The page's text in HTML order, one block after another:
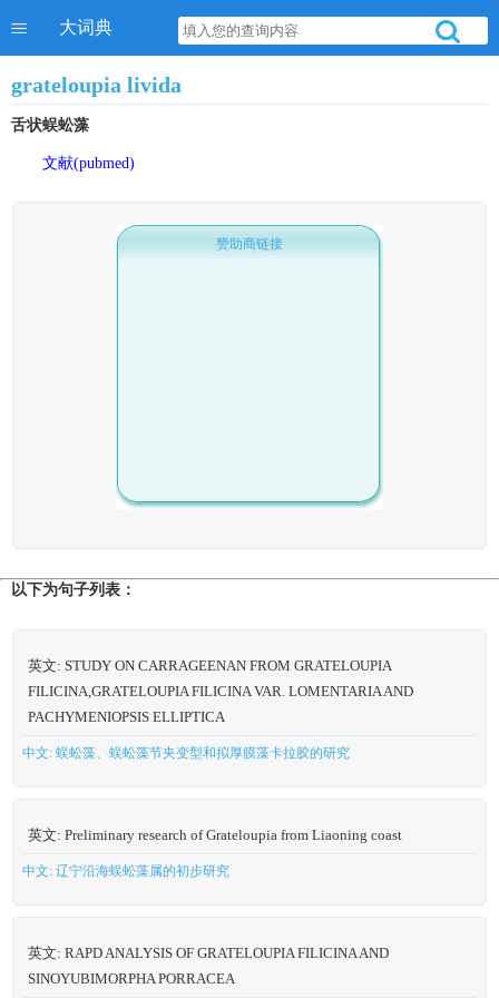
大词典
grateloupia livida
舌状蜈蚣藻
文献(pubmed)
赞助商链接
以下为句子列表：
英文: STUDY ON CARRAGEENAN FROM GRATELOUPIA
FILICINA,GRATELOUPIA FILICINA VAR. LOMENTARIA AND
PACHYMENIOPSIS ELLIPTICA
中文: 蜈蚣藻、蜈蚣藻节夹变型和拟厚膜藻卡拉胶的研究
英文: Preliminary research of Grateloupia from Liaoning coast
中文: 辽宁沿海蜈蚣藻属的初步研究
英文: RAPD ANALYSIS OF GRATELOUPIA FILICINA AND
SINOYUBIMORPHA PORRACEA